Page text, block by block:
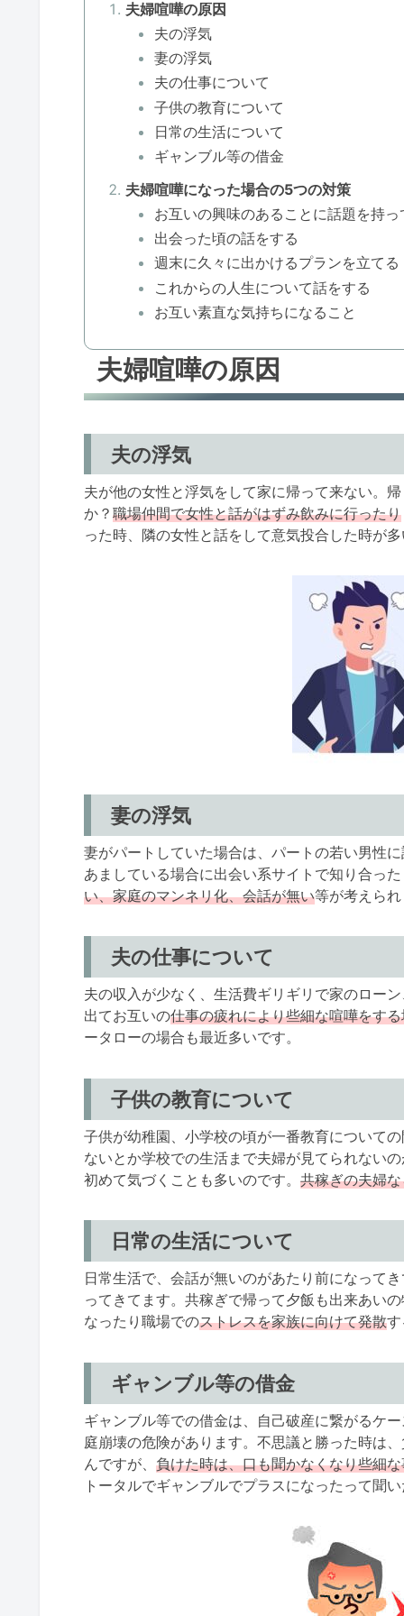
夫婦喧嘩の原因
夫の浮気
妻の浮気
夫の仕事について
子供の教育について
日常の生活について
ギャンブル等の借金
夫婦喧嘩になった場合の5つの対策
お互いの興味のあることに話題を持っ
出会った頃の話をする
週末に久々に出かけるプランを立てる
これからの人生について話をする
お互い素直な気持ちになること
夫婦喧嘩の原因
夫の浮気
夫が他の女性と浮気をして家に帰って来ない。
か？ 職場仲間で女性と話がはずみ飲みに行ったり
った時、隣の女性と話をして意気投合した時が
妻の浮気
妻がパートしていた場合は、パートの若い男性
あましている場合に出会い系サイトで知り合っ
い、家庭のマンネリ化、会話が無い等が考えら
夫の仕事について
夫の収入が少なく、生活費ギリギリで家のロー
出てお互いの仕事の疲れにより些細な喧嘩をす
ータローの場合も最近多いです。
子供の教育について
子供が幼稚園、小学校の頃が一番教育について
ないとか学校での生活まで夫婦が見てられない
初めて気づくことも多いのです。 共稼ぎの夫婦
日常の生活について
日常生活で、会話が無いのがあたり前になって
ってきてます。共稼ぎで帰って夕飯も出来あい
なったり職場でのストレスを家族に向けて発散
ギャンブル等の借金
ギャンブル等での借金は、自己破産に繋がるケ
庭崩壊の危険があります。不思議と勝った時は
んですが、 負けた時は、口も聞かなくなり些細
トータルでギャンブルでプラスになったって聞